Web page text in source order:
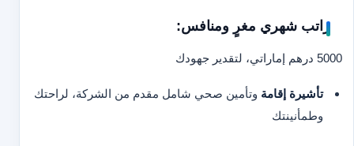
راتب شهري مغرٍ ومنافس:
5000 درهم إماراتي، لتقدير جهودك
تأشيرة إقامة وتأمين صحي شامل مقدم من الشركة، لراحتك
وطمأنينتك